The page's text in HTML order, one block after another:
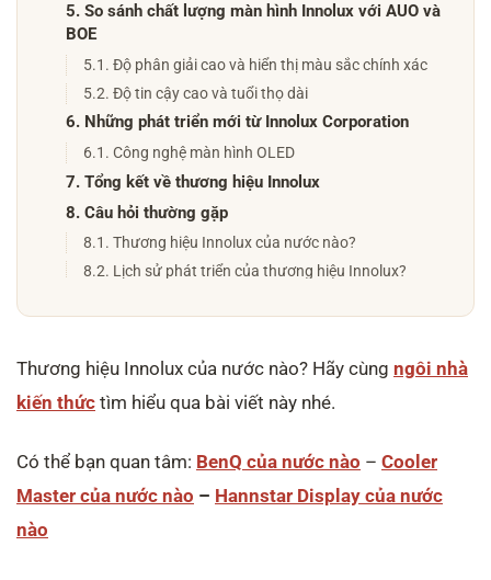
5. So sánh chất lượng màn hình Innolux với AUO và
BOE
5.1. Độ phân giải cao và hiển thị màu sắc chính xác
5.2. Độ tin cậy cao và tuổi thọ dài
6. Những phát triển mới từ Innolux Corporation
6.1. Công nghệ màn hình OLED
7. Tổng kết về thương hiệu Innolux
8. Câu hỏi thường gặp
8.1. Thương hiệu Innolux của nước nào?
8.2. Lịch sử phát triển của thương hiệu Innolux?
nghiệp điện tử?
8.5. So sánh chất lượng màn hình Innolux với AUO và
BOE?
Thương hiệu Innolux của nước nào? Hãy cùng ngôi nhà
kiến thức tìm hiểu qua bài viết này nhé.
Có thể bạn quan tâm: BenQ của nước nào – Cooler
Master của nước nào – Hannstar Display của nước
nào